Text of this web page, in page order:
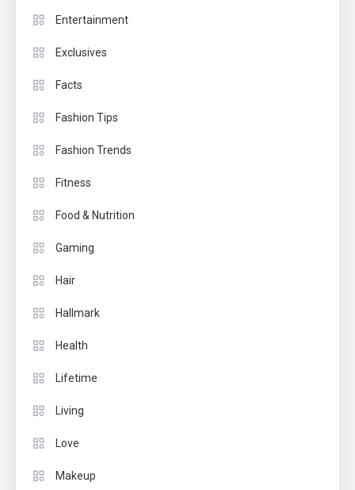
Entertainment
Exclusives
Facts
Fashion Tips
Fashion Trends
Fitness
Food & Nutrition
Gaming
Hair
Hallmark
Health
Lifetime
Living
Love
Makeup